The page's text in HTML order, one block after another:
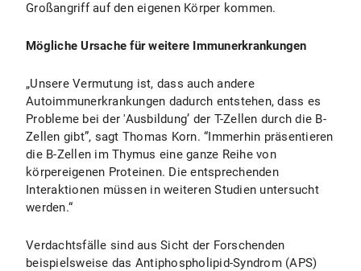
Großangriff auf den eigenen Körper kommen.
Mögliche Ursache für weitere Immunerkrankungen
„Unsere Vermutung ist, dass auch andere
Autoimmunerkrankungen dadurch entstehen, dass es
Probleme bei der 'Ausbildung’ der T-Zellen durch die B-
Zellen gibt”, sagt Thomas Korn. “Immerhin präsentieren
die B-Zellen im Thymus eine ganze Reihe von
körpereigenen Proteinen. Die entsprechenden
Interaktionen müssen in weiteren Studien untersucht
werden.“
Verdachtsfälle sind aus Sicht der Forschenden
beispielsweise das Antiphospholipid-Syndrom (APS)